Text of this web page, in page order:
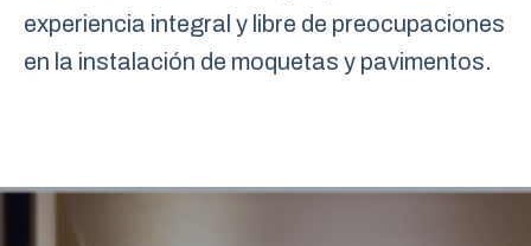
experiencia integral y libre de preocupaciones
en la instalación de moquetas y pavimentos.